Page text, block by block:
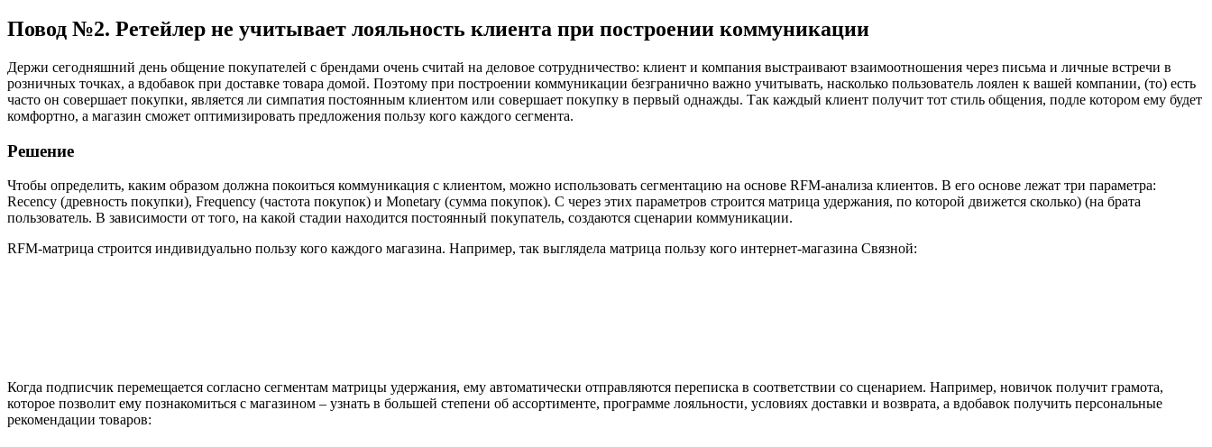
Повод №2. Ретейлер не учитывает лояльность клиента при построении коммуникации
Держи сегодняшний день общение покупателей с брендами очень считай на деловое сотрудничество: клиент и компания выстраивают взаимоотношения через письма и личные встречи в
розничных точках, а вдобавок при доставке товара домой. Поэтому при построении коммуникации безгранично важно учитывать, насколько пользователь лоялен к вашей компании, (то) есть
часто он совершает покупки, является ли симпатия постоянным клиентом или совершает покупку в первый однажды. Так каждый клиент получит тот стиль общения, подле котором ему будет
комфортно, а магазин сможет оптимизировать предложения пользу кого каждого сегмента.
Решение
Чтобы определить, каким образом должна покоиться коммуникация с клиентом, можно использовать сегментацию на основе RFM-анализа клиентов. В его основе лежат три параметра:
Recency (древность покупки), Frequency (частота покупок) и Monetary (сумма покупок). С через этих параметров строится матрица удержания, по которой движется сколько) (на брата
пользователь. В зависимости от того, на какой стадии находится постоянный покупатель, создаются сценарии коммуникации.
RFM-матрица строится индивидуально пользу кого каждого магазина. Например, так выглядела матрица пользу кого интернет-магазина Связной:
Когда подписчик перемещается согласно сегментам матрицы удержания, ему автоматически отправляются переписка в соответствии со сценарием. Например, новичок получит грамота,
которое позволит ему познакомиться с магазином – узнать в большей степени об ассортименте, программе лояльности, условиях доставки и возврата, а вдобавок получить персональные
рекомендации товаров: